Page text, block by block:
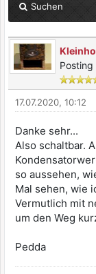
Suchen
Posting
17.07.2020, 10:12
Danke sehr...
Also schaltbar.
so aussehen,
Mal sehen, wie
Vermutlich mit
um den Weg
Pedda